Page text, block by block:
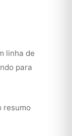
linha de
para
resumo